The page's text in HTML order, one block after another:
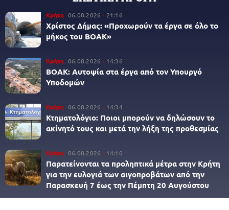
Κρήτη 06.08.2026 21:16
Χρίστος Δήμας: «Προχωρούν τα έργα σε όλο το
μήκος του ΒΟΑΚ»
Κρήτη 06.08.2026 14:36
ΒΟΑΚ: Αυτοψία στα έργα από τον Υπουργό
Υποδομών
Κρήτη 06.08.2026 14:34
Κτηματολόγιο: Ποιοι μπορούν να δηλώσουν το
ακίνητό τους και μετά την λήξη της προθεσμίας
Κρήτη 06.08.2026 14:10
Παρατείνονται τα προληπτικά μέτρα στην Κρήτη
για την ευλογιά των αιγοπροβάτων από την
Παρασκευή 7 έως την Πέμπτη 20 Αυγούστου